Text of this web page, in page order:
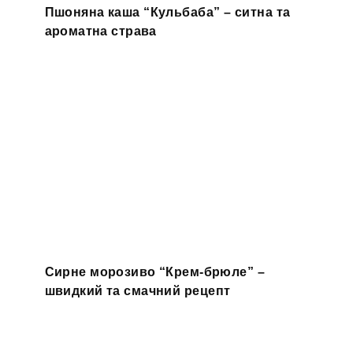
Пшоняна каша “Кульбаба” – ситна та
ароматна страва
Сирне морозиво “Крем-брюле” –
швидкий та смачний рецепт